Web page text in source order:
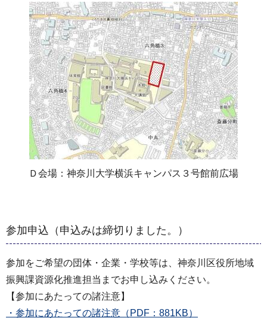
Ｄ会場：神奈川大学横浜キャンパス３号館前広場
参加申込（申込みは締切りました。）
参加をご希望の団体・企業・学校等は、神奈川区役所地域
振興課資源化推進担当までお申し込みください。
【参加にあたっての諸注意】
・参加にあたっての諸注意（PDF：881KB）